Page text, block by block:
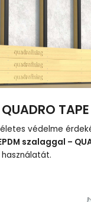
QUADRO TAPE
védelme
szalaggal –